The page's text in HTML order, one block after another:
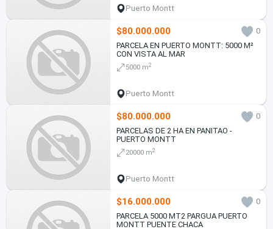
Puerto Montt
$80.000.000
0
PARCELA EN PUERTO MONTT: 5000 M²
CON VISTA AL MAR
5000 m2
Puerto Montt
$80.000.000
0
PARCELAS DE 2 HA EN PANITAO -
PUERTO MONTT
20000 m2
Puerto Montt
$16.000.000
0
PARCELA 5000 MT2 PARGUA PUERTO
MONTT PUENTE CHACA